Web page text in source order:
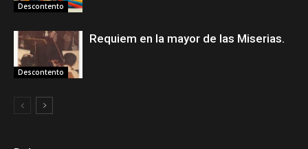
Descontento
Descontento
Requiem en la mayor de las Miserias.